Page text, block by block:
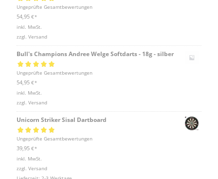
Bewertet mit
5.00von 5
Ungeprüfte Gesamtbewertungen
54,95 €*
inkl. MwSt.
zzgl. Versand
Bull's Champions Andree Welge Softdarts - 18g - silber
Bewertet mit
5.00von 5
Ungeprüfte Gesamtbewertungen
54,95 €*
inkl. MwSt.
zzgl. Versand
Unicorn Striker Sisal Dartboard
Bewertet mit
5.00von 5
Ungeprüfte Gesamtbewertungen
39,95 €*
inkl. MwSt.
zzgl. Versand